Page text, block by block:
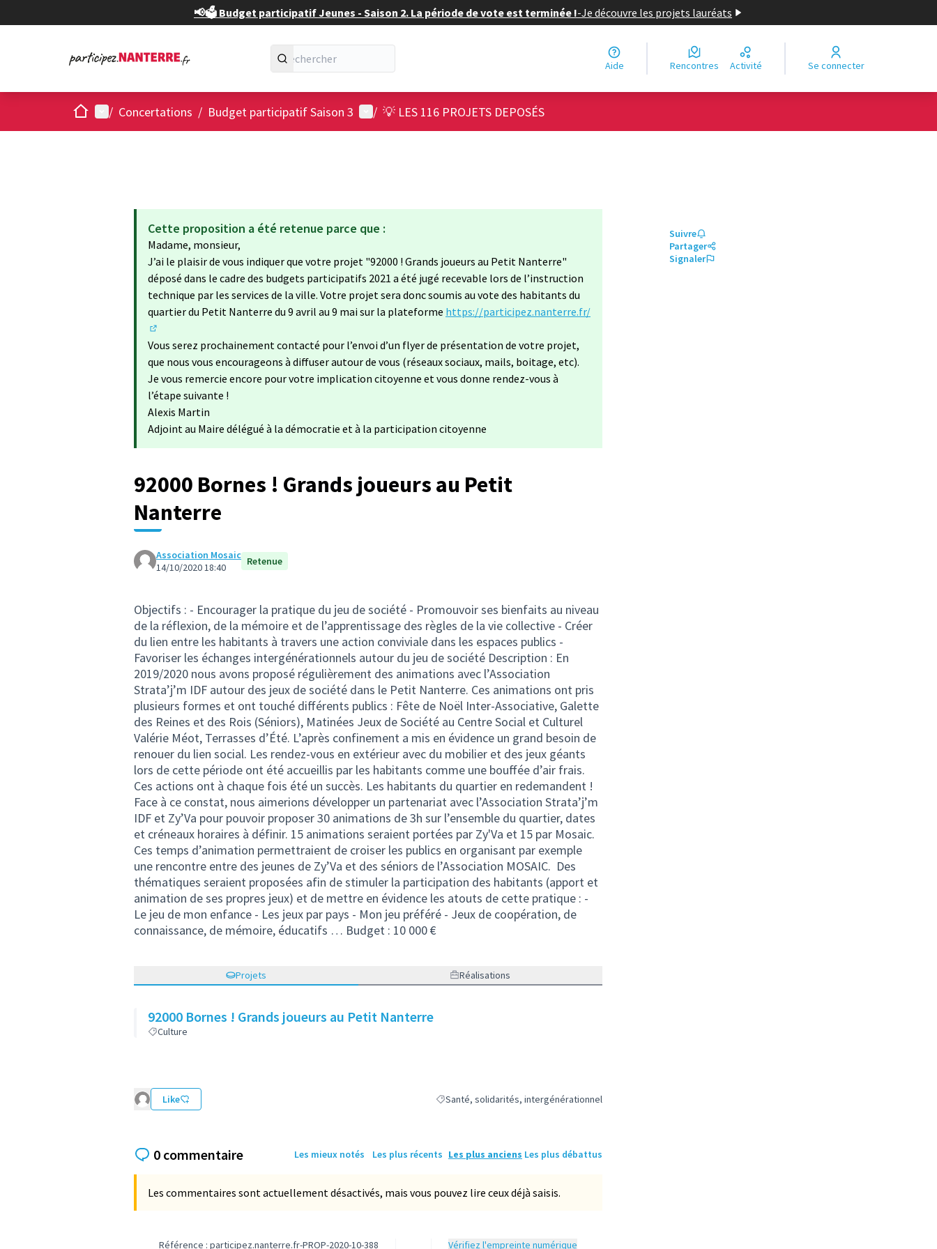
📢🗳️ Budget participatif Jeunes - Saison 2. La période de vote est terminée !-Je découvre les projets lauréats
Aide Rencontres Activité Se connecter
AccueilMenu principal
/ Concertations / Budget participatif Saison 3 Menu utilisateur
/ 💡 LES 116 PROJETS DEPOSÉS
Cette proposition a été retenue parce que :
Madame, monsieur,
J’ai le plaisir de vous indiquer que votre projet "92000 ! Grands joueurs au Petit Nanterre"
déposé dans le cadre des budgets participatifs 2021 a été jugé recevable lors de l’instruction
technique par les services de la ville. Votre projet sera donc soumis au vote des habitants du
quartier du Petit Nanterre du 9 avril au 9 mai sur la plateforme https://participez.nanterre.fr/
(S'ouvre dans un nouvel onglet)
Vous serez prochainement contacté pour l’envoi d’un flyer de présentation de votre projet,
que nous vous encourageons à diffuser autour de vous (réseaux sociaux, mails, boitage, etc).
Je vous remercie encore pour votre implication citoyenne et vous donne rendez-vous à
l’étape suivante !
Alexis Martin
Adjoint au Maire délégué à la démocratie et à la participation citoyenne
92000 Bornes ! Grands joueurs au Petit
Nanterre
Association Mosaic
14/10/2020 18:40
Retenue
Objectifs : - Encourager la pratique du jeu de société - Promouvoir ses bienfaits au niveau
de la réflexion, de la mémoire et de l’apprentissage des règles de la vie collective - Créer
du lien entre les habitants à travers une action conviviale dans les espaces publics -
Favoriser les échanges intergénérationnels autour du jeu de société Description : En
2019/2020 nous avons proposé régulièrement des animations avec l’Association
Strata’j’m IDF autour des jeux de société dans le Petit Nanterre. Ces animations ont pris
plusieurs formes et ont touché différents publics : Fête de Noël Inter-Associative, Galette
des Reines et des Rois (Séniors), Matinées Jeux de Société au Centre Social et Culturel
Valérie Méot, Terrasses d’Été. L’après confinement a mis en évidence un grand besoin de
renouer du lien social. Les rendez-vous en extérieur avec du mobilier et des jeux géants
lors de cette période ont été accueillis par les habitants comme une bouffée d’air frais.
Ces actions ont à chaque fois été un succès. Les habitants du quartier en redemandent !
Face à ce constat, nous aimerions développer un partenariat avec l’Association Strata’j’m
IDF et Zy’Va pour pouvoir proposer 30 animations de 3h sur l’ensemble du quartier, dates
et créneaux horaires à définir. 15 animations seraient portées par Zy'Va et 15 par Mosaic.
Ces temps d’animation permettraient de croiser les publics en organisant par exemple
une rencontre entre des jeunes de Zy’Va et des séniors de l’Association MOSAIC. Des
thématiques seraient proposées afin de stimuler la participation des habitants (apport et
animation de ses propres jeux) et de mettre en évidence les atouts de cette pratique : -
Le jeu de mon enfance - Les jeux par pays - Mon jeu préféré - Jeux de coopération, de
connaissance, de mémoire, éducatifs … Budget : 10 000 €
Projets Réalisations
92000 Bornes ! Grands joueurs au Petit Nanterre
Culture
Like Filtrer les résultats de la catégorie : Santé, solidarités, intergénérationnel
Santé, solidarités, intergénérationnel
Suivre
Partager
Signaler
0 commentaire Les mieux notés Les plus récents Les plus anciens Les plus débattus
Les commentaires sont actuellement désactivés, mais vous pouvez lire ceux déjà saisis.
Référence : participez.nanterre.fr-PROP-2020-10-388 Vérifiez l'empreinte numérique